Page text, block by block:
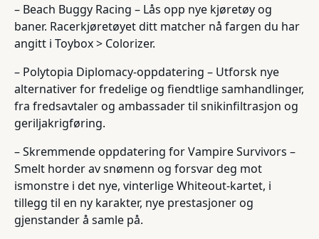
– Beach Buggy Racing – Lås opp nye kjøretøy og
baner. Racerkjøretøyet ditt matcher nå fargen du har
angitt i Toybox > Colorizer.
– Polytopia Diplomacy-oppdatering – Utforsk nye
alternativer for fredelige og fiendtlige samhandlinger,
fra fredsavtaler og ambassader til snikinfiltrasjon og
geriljakrigføring.
– Skremmende oppdatering for Vampire Survivors –
Smelt horder av snømenn og forsvar deg mot
ismonstre i det nye, vinterlige Whiteout-kartet, i
tillegg til en ny karakter, nye prestasjoner og
gjenstander å samle på.